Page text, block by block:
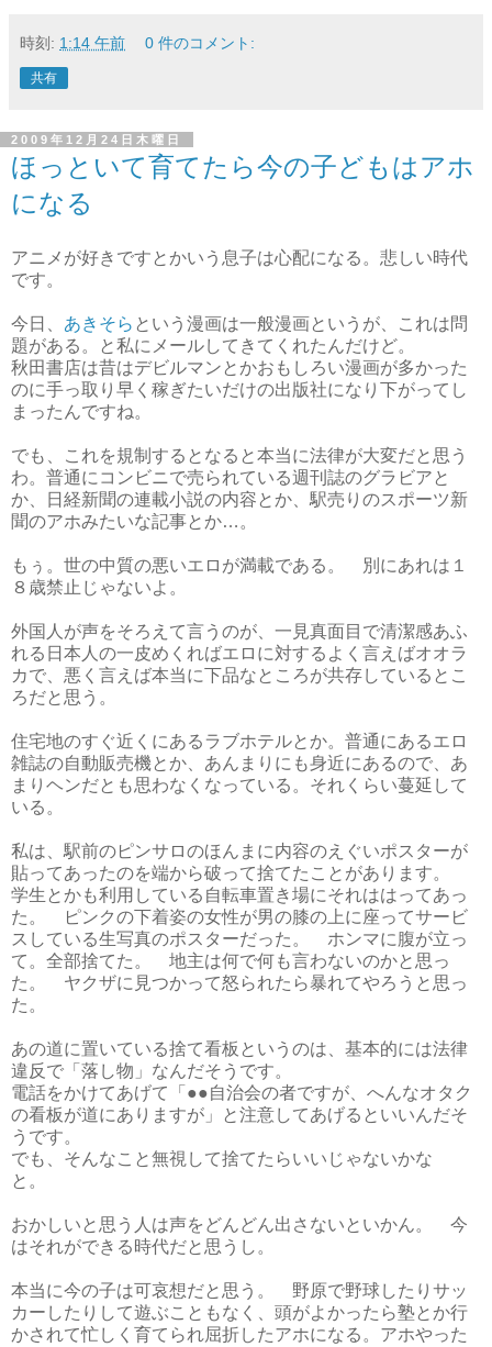
時刻: 1:14 午前 0 件のコメント:
共有
2009年12月24日木曜日
ほっといて育てたら今の子どもはアホ
になる
アニメが好きですとかいう息子は心配になる。悲しい時代
です。
今日、 あきそら という漫画は一般漫画というが、これは問
題がある。と私にメールしてきてくれたんだけど。
秋田書店は昔はデビルマンとかおもしろい漫画が多かった
のに手っ取り早く稼ぎたいだけの出版社になり下がってし
まったんですね。
でも、これを規制するとなると本当に法律が大変だと思う
わ。普通にコンビニで売られている週刊誌のグラビアと
か、日経新聞の連載小説の内容とか、駅売りのスポーツ新
聞のアホみたいな記事とか…。
もぅ。世の中質の悪いエロが満載である。 別にあれは１
８歳禁止じゃないよ。
外国人が声をそろえて言うのが、一見真面目で清潔感あふ
れる日本人の一皮めくればエロに対するよく言えばオオラ
カで、悪く言えば本当に下品なところが共存しているとこ
ろだと思う。
住宅地のすぐ近くにあるラブホテルとか。普通にあるエロ
雑誌の自動販売機とか、あんまりにも身近にあるので、あ
まりヘンだとも思わなくなっている。それくらい蔓延して
いる。
私は、駅前のピンサロのほんまに内容のえぐいポスターが
貼ってあったのを端から破って捨てたことがあります。
学生とかも利用している自転車置き場にそれははってあっ
た。 ピンクの下着姿の女性が男の膝の上に座ってサービ
スしている生写真のポスターだった。 ホンマに腹が立っ
て。全部捨てた。 地主は何で何も言わないのかと思っ
た。 ヤクザに見つかって怒られたら暴れてやろうと思っ
た。
あの道に置いている捨て看板というのは、基本的には法律
違反で「落し物」なんだそうです。
電話をかけてあげて「●●自治会の者ですが、へんなオタク
の看板が道にありますが」と注意してあげるといいんだそ
うです。
でも、そんなこと無視して捨てたらいいじゃないかな
と。
おかしいと思う人は声をどんどん出さないといかん。 今
はそれができる時代だと思うし。
本当に今の子は可哀想だと思う。 野原で野球したりサッ
カーしたりして遊ぶこともなく、頭がよかったら塾とか行
かされて忙しく育てられ屈折したアホになる。アホやった